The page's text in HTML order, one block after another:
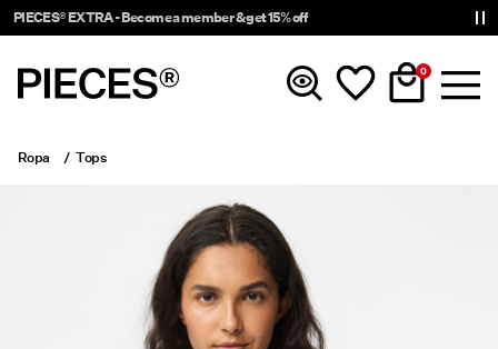
PIECES® EXTRA - Become a member & get 15% off
0
Novedades
Accesorios
Ropa Tops